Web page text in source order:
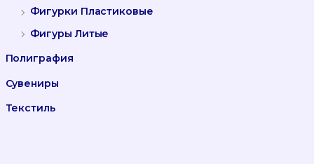
Фигурки Пластиковые
Фигуры Литые
Полиграфия
Сувениры
Текстиль